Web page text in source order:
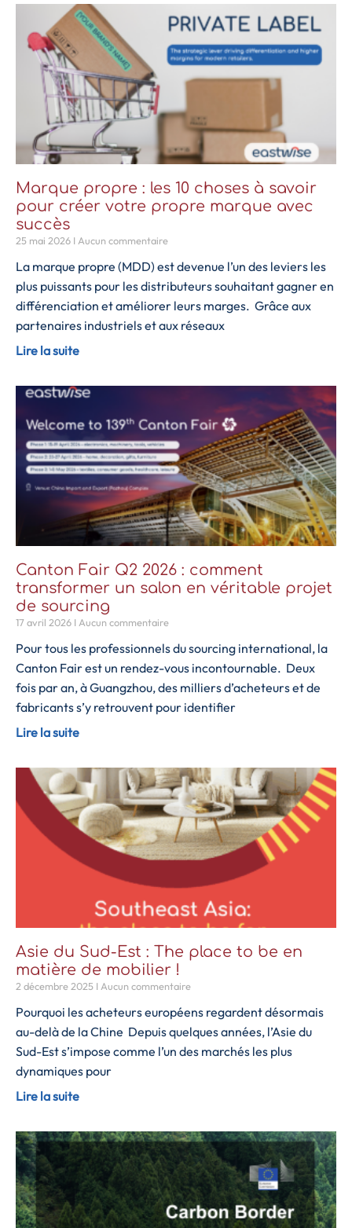
Marque propre : les 10 choses à savoir
pour créer votre propre marque avec
succès
25 mai 2026 Aucun commentaire
La marque propre (MDD) est devenue l’un des leviers les
plus puissants pour les distributeurs souhaitant gagner en
différenciation et améliorer leurs marges. Grâce aux
partenaires industriels et aux réseaux
Lire la suite
Canton Fair Q2 2026 : comment
transformer un salon en véritable projet
de sourcing
17 avril 2026 Aucun commentaire
Pour tous les professionnels du sourcing international, la
Canton Fair est un rendez-vous incontournable. Deux
fois par an, à Guangzhou, des milliers d’acheteurs et de
fabricants s’y retrouvent pour identifier
Lire la suite
Asie du Sud-Est : The place to be en
matière de mobilier !
2 décembre 2025 Aucun commentaire
Pourquoi les acheteurs européens regardent désormais
au-delà de la Chine Depuis quelques années, l’Asie du
Sud-Est s’impose comme l’un des marchés les plus
dynamiques pour
Lire la suite